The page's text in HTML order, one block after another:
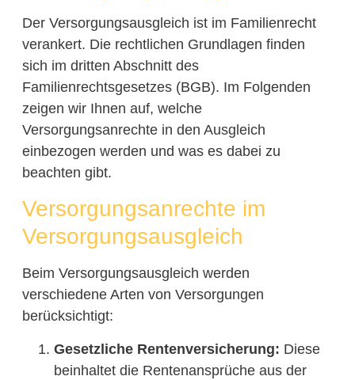
Der Versorgungsausgleich ist im Familienrecht
verankert. Die rechtlichen Grundlagen finden
sich im dritten Abschnitt des
Familienrechtsgesetzes (BGB). Im Folgenden
zeigen wir Ihnen auf, welche
Versorgungsanrechte in den Ausgleich
einbezogen werden und was es dabei zu
beachten gibt.
Versorgungsanrechte im
Versorgungsausgleich
Beim Versorgungsausgleich werden
verschiedene Arten von Versorgungen
berücksichtigt:
Gesetzliche Rentenversicherung: Diese
beinhaltet die Rentenansprüche aus der